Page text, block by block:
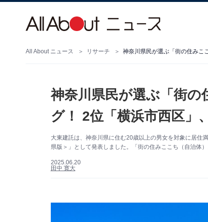
All About ニュース リサーチ 神奈川県民が選ぶ「街の住みこ
神奈川県民が選ぶ「街の
グ！ 2位「横浜市西区」
大東建託は、神奈川県に住む20歳以上の男女を対象に居住
県版＞」として発表しました。「街の住みここち（自治体
2025.06.20
田中 寛大